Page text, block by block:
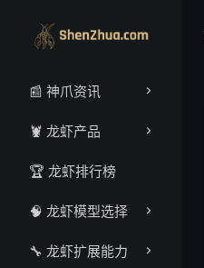
📰 神爪资讯
🦞 龙虾产品
🏆 龙虾排行榜
🧠 龙虾模型选择
🔧 龙虾扩展能力